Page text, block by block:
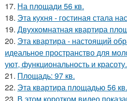
17. На площади 56 кв.
18. Эта кухня - гостиная стала
19. Двухкомнатная квартира
20. Эта квартира - настоящий
идеальное пространство для
уют, функциональность и красоту.
21. Площадь: 97 кв.
22. Эта квартира площадью 56 кв.
23. В этом коротком видео